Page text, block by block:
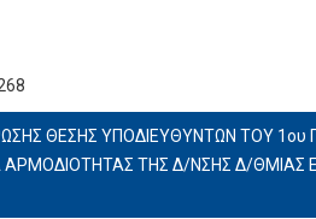
ΘΕΣΗΣ ΥΠΟΔΙΕΥΘΥΝΤΩΝ ΤΟΥ 1ου
ΤΗΣ Δ/ΝΣΗΣ Δ/ΘΜΙΑΣ